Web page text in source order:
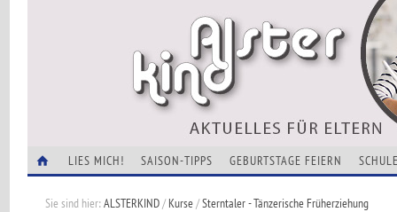
ALSTERKIND -
Alles Neu
LIES MICH! SAISON-TIPPS GEBURTSTAGE FEIERN
Sie sind hier:ALSTERKIND/Kurse/Sterntaler - Tänzerische Früherziehung